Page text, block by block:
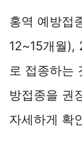
홍역 예방접
12~15개월),
로 접종하는
방접종을 권
자세하게 확